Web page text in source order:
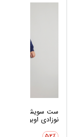
ست سویشرت و
نوزادی اوبوکو مدل